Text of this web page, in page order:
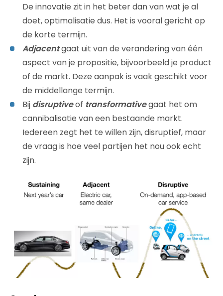
De innovatie zit in het beter dan van wat je al
doet, optimalisatie dus. Het is vooral gericht op
de korte termijn.
Adjacentgaat uit van de verandering van één
aspect van je propositie, bijvoorbeeld je product
of de markt. Deze aanpak is vaak geschikt voor
de middellange termijn.
Bij disruptiveof transformativegaat het om
cannibalisatie van een bestaande markt.
Iedereen zegt het te willen zijn, disruptief, maar
de vraag is hoe veel partijen het nou ook echt
zijn.